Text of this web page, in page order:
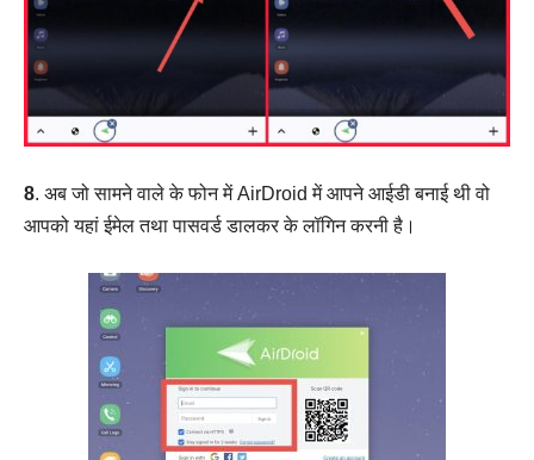
8. अब जो सामने वाले के फोन में AirDroid में आपने आईडी बनाई थी वो
आपको यहां ईमेल तथा पासवर्ड डालकर के लॉगिन करनी है।